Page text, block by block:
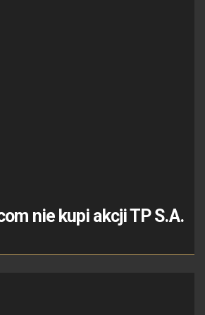
nie kupi akcji TP S.A.